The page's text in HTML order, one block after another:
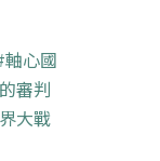
。2012年起
教養部助教
，2002年）
新書，2008
讀東京審
軸心國
審判
大戰